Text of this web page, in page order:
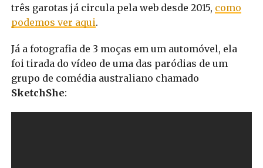
três garotas já circula pela web desde 2015, como
podemos ver aqui.
Já a fotografia de 3 moças em um automóvel, ela
foi tirada do vídeo de uma das paródias de um
grupo de comédia australiano chamado
SketchShe: